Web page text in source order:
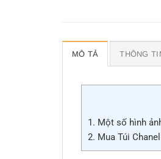
MÔ TẢ THÔNG
1. Một số hình
2. Mua Túi